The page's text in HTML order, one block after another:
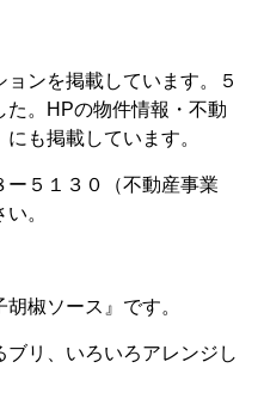
ンを掲載しています。５
た。HPの物件情報・不動
も掲載しています。
ー５１３０（不動産事業
。
椒ソース』です。
リ、いろいろアレンジし